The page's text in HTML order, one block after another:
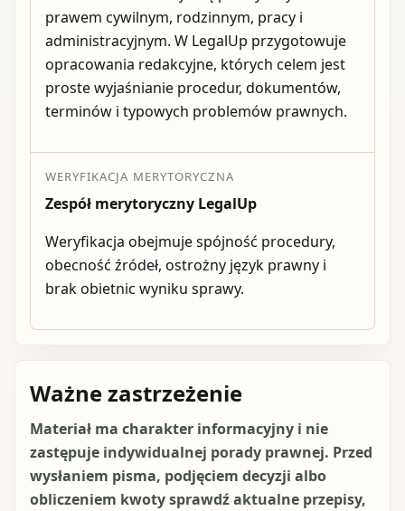
prawem cywilnym, rodzinnym, pracy i
administracyjnym. W LegalUp przygotowuje
opracowania redakcyjne, których celem jest
proste wyjaśnianie procedur, dokumentów,
terminów i typowych problemów prawnych.
WERYFIKACJA MERYTORYCZNA
Zespół merytoryczny LegalUp
Weryfikacja obejmuje spójność procedury,
obecność źródeł, ostrożny język prawny i
brak obietnic wyniku sprawy.
Ważne zastrzeżenie
Materiał ma charakter informacyjny i nie
zastępuje indywidualnej porady prawnej. Przed
wysłaniem pisma, podjęciem decyzji albo
obliczeniem kwoty sprawdź aktualne przepisy,